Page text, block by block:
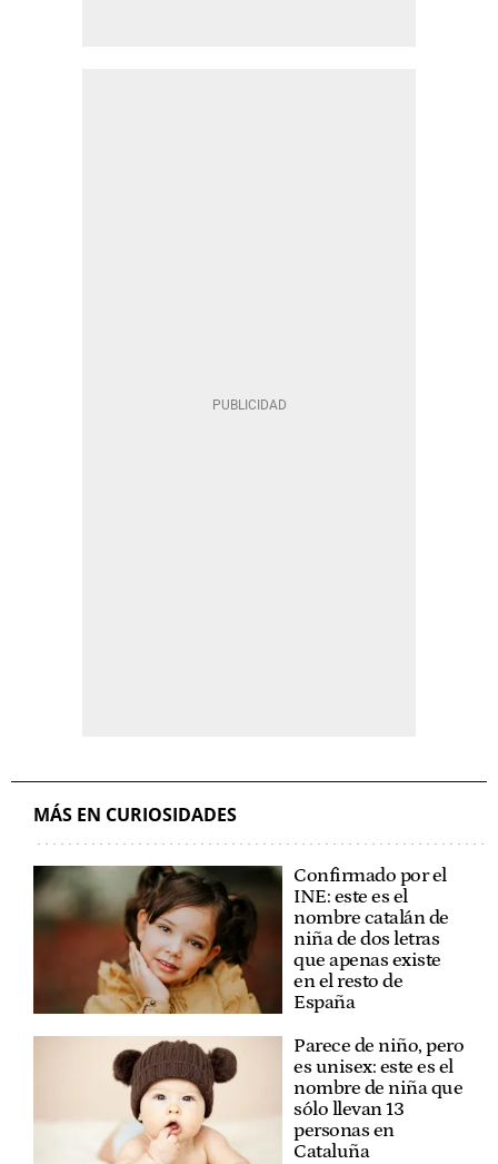
MÁS EN CURIOSIDADES
Confirmado por el
INE: este es el
nombre catalán de
niña de dos letras
que apenas existe
en el resto de
España
Parece de niño, pero
es unisex: este es el
nombre de niña que
sólo llevan 13
personas en
Cataluña